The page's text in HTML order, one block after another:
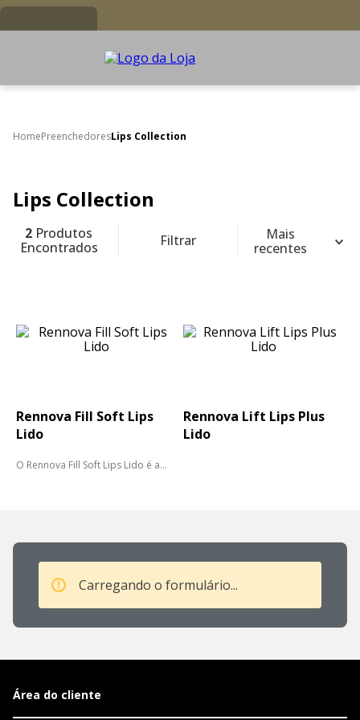
PreenchedoresLips Collection
Lips Collection
2 Produtos
Encontrados
Filtrar
Mais
recentes
Rennova Fill Soft Lips
Lido
O Rennova Fill Soft Lips Lido é a
Rennova Lift Lips Plus
Lido
Carregando o formulário...
Área do cliente